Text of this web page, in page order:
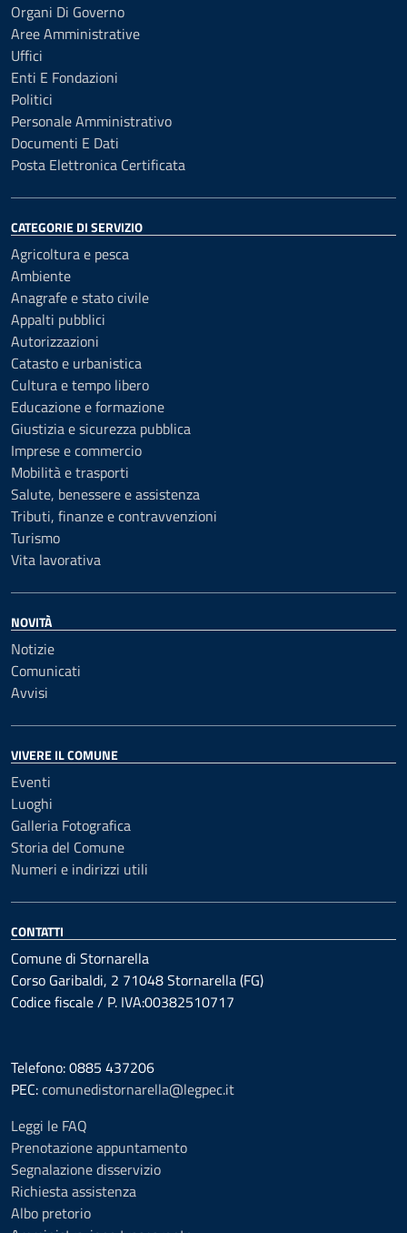
Organi Di Governo
Aree Amministrative
Uffici
Enti E Fondazioni
Politici
Personale Amministrativo
Documenti E Dati
Posta Elettronica Certificata
CATEGORIE DI SERVIZIO
Agricoltura e pesca
Ambiente
Anagrafe e stato civile
Appalti pubblici
Autorizzazioni
Catasto e urbanistica
Cultura e tempo libero
Educazione e formazione
Giustizia e sicurezza pubblica
Imprese e commercio
Mobilità e trasporti
Salute, benessere e assistenza
Tributi, finanze e contravvenzioni
Turismo
Vita lavorativa
NOVITÀ
Notizie
Comunicati
Avvisi
VIVERE IL COMUNE
Eventi
Luoghi
Galleria Fotografica
Storia del Comune
Numeri e indirizzi utili
CONTATTI
Comune di Stornarella
Corso Garibaldi, 2 71048 Stornarella (FG)
Codice fiscale / P. IVA:00382510717
Telefono: 0885 437206
PEC:comunedistornarella@legpec.it
Leggi le FAQ
Prenotazione appuntamento
Segnalazione disservizio
Richiesta assistenza
Albo pretorio